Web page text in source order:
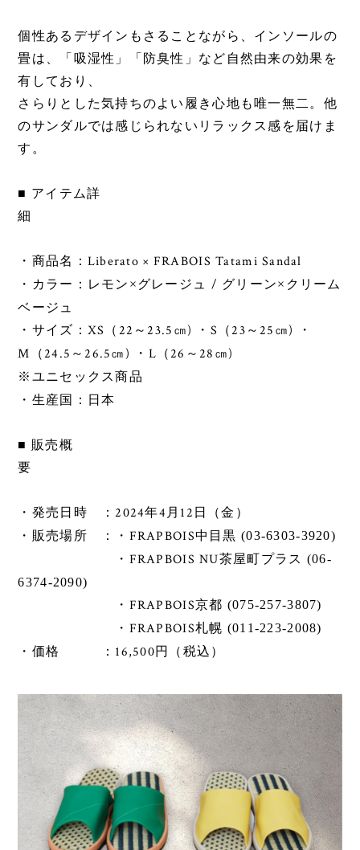
個性あるデザインもさることながら、インソールの
畳は、「吸湿性」「防臭性」など自然由来の効果を
有しており、
さらりとした気持ちのよい履き心地も唯一無二。他
のサンダルでは感じられないリラックス感を届けま
す。
■ アイテム詳
細
・商品名： Liberato × FRABOIS Tatami Sandal
・カラー：レモン ×グレージュ / グリーン× クリーム
ベージュ
・サイズ： XS （ 22 ～ 23.5㎝) ・ S （23 ～ 25㎝) ・
M （24.5 ～ 26.5㎝) ・ L （26 ～ 28㎝)
※ ユニセックス商品
・生産国：日本
■ 販売概
要
・発売日時 ： 2024年4 月 12 日（金）
・販売場所 ：
・FRAPBOIS中目黒 (03-6303-3920)
・ FRAPBOIS NU茶屋町プラス (06-
6374-2090)
・ FRAPBOIS京都 (075-257-3807)
・ FRAPBOIS札幌 (011-223-2008)
・価格 ： 16,500円（税込）